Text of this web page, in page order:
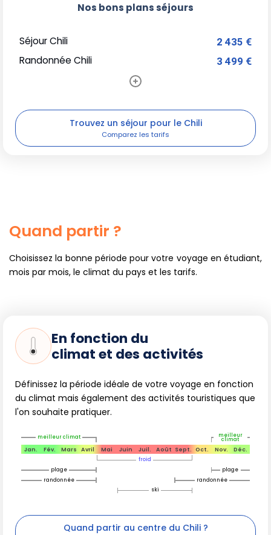
Nos bons plans séjours
Séjour Chili 2 435 €
Randonnée Chili 3 499 €
Trouvez un séjour pour le Chili
Quand partir ?
Choisissez la bonne période pour votre voyage en étudiant,
mois par mois, le climat du pays et les tarifs.
En fonction du
climat et des activités
Définissez la période idéale de votre voyage en fonction
du climat mais également des activités touristiques que
l'on souhaite pratiquer.
meilleur climat meilleur
climat
Jan. Fév. Mars Avril Mai Juin Juil. Août Sept. Oct. Nov. Déc.
froid
plage
plage
randonnée
randonnée
ski
Quand partir au centre du Chili ?